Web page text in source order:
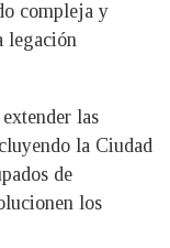
compleja y
legación
las
la Ciudad
de
los